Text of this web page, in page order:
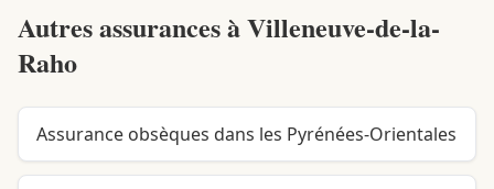
Autres assurances àVilleneuve-de-la-
Raho
Assurance obsèques dans les Pyrénées-Orientales